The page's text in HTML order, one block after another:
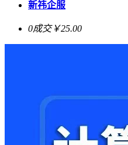
新祎企服
0成交￥25.00